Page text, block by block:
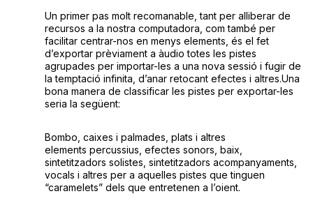
Un primer pas molt recomanable, tant per alliberar de
recursos a la nostra computadora, com també per
facilitar centrar-nos en menys elements, és el fet
d’exportar prèviament a àudio totes les pistes
agrupades per importar-les a una nova sessió i fugir de
la temptació infinita, d’anar retocant efectes i altres.Una
bona manera de classificar les pistes per exportar-les
seria la següent:
Bombo, caixes i palmades, plats i altres
elements percussius, efectes sonors, baix,
sintetitzadors solistes, sintetitzadors acompanyaments,
vocals i altres per a aquelles pistes que tinguen
“caramelets” dels que entretenen a l’oient.